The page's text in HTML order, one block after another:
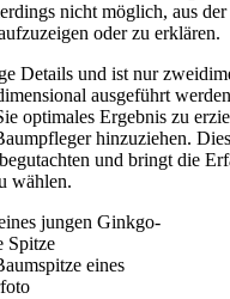
nicht möglich, aus
oder zu erklären.
Details und ist nur
ausgeführt
optimales Ergebnis zu
hinzuziehen.
und bringt die
wählen.
eines